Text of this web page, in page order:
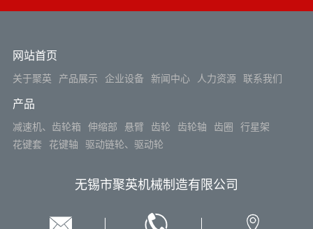
网站首页
关于聚英 产品展示 企业设备 新闻中心 人力资源 联系我们
产品
减速机、齿轮箱 伸缩部 悬臂 齿轮 齿轮轴 齿圈
行星架
花键套
花键轴 驱动链轮、驱动轮
无锡市聚英机械制造有限公司